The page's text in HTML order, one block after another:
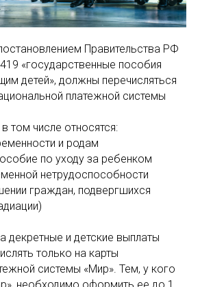
Правительства РФ
«государственные пособия
детей», должны перечисляться
платежной системы
том числе относятся:
и родам
по уходу за ребенком
нетрудоспособности
граждан, подвергшихся
декретные и детские выплаты
только на карты
системы «Мир». Тем, у кого